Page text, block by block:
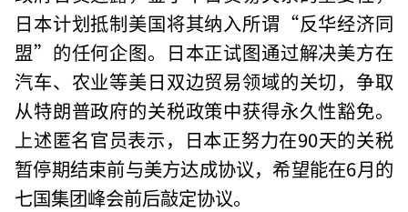
日本计划抵制美国将其纳入所谓“反华经济同
盟”的任何企图。日本正试图通过解决美方在
汽车、农业等美日双边贸易领域的关切，争取
从特朗普政府的关税政策中获得永久性豁免。
上述匿名官员表示，日本正努力在90天的关税
暂停期结束前与美方达成协议，希望能在6月的
七国集团峰会前后敲定协议。